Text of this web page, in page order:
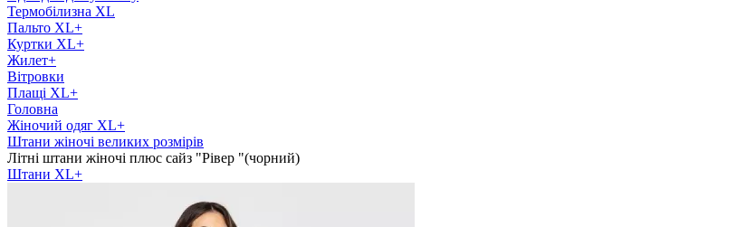
Термобілизна XL
Пальто XL+
Куртки XL+
Жилет+
Вітровки
Плащі XL+
Головна
Жіночий одяг XL+
Штани жіночі великих розмірів
Літні штани жіночі плюс сайз "Рівер "(чорний)
Штани XL+